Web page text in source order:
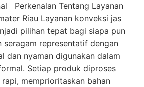
Perkenalan Tentang Layanan
Riau Layanan konveksi jas
pilihan tepat bagi siapa pun
seragam representatif dengan
dan nyaman digunakan dalam
Setiap produk diproses
memprioritaskan bahan